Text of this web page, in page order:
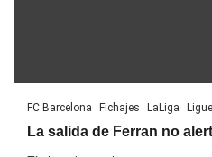
FC Barcelona Fichajes LaLiga
La salida de Ferran no